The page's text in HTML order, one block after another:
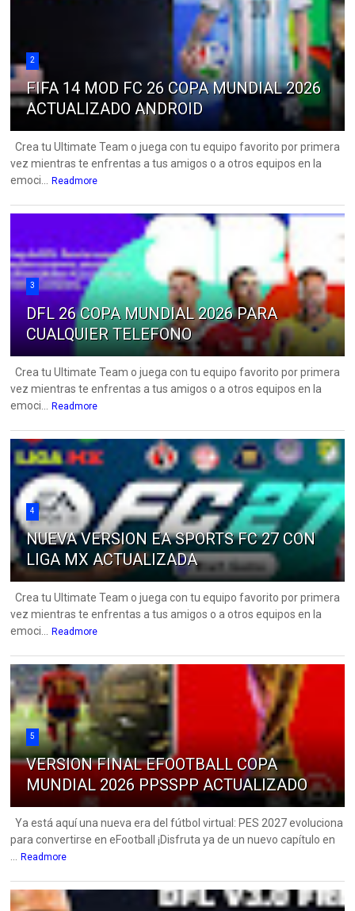
2
FIFA 14 MOD FC 26 COPA MUNDIAL 2026
ACTUALIZADO ANDROID
Crea tu Ultimate Team o juega con tu equipo favorito por primera
vez mientras te enfrentas a tus amigos o a otros equipos en la
emoci... Readmore
3
DFL 26 COPA MUNDIAL 2026 PARA
CUALQUIER TELEFONO
Crea tu Ultimate Team o juega con tu equipo favorito por primera
vez mientras te enfrentas a tus amigos o a otros equipos en la
emoci... Readmore
4
NUEVA VERSION EA SPORTS FC 27 CON
LIGA MX ACTUALIZADA
Crea tu Ultimate Team o juega con tu equipo favorito por primera
vez mientras te enfrentas a tus amigos o a otros equipos en la
emoci... Readmore
5
VERSION FINAL EFOOTBALL COPA
MUNDIAL 2026 PPSSPP ACTUALIZADO
Ya está aquí una nueva era del fútbol virtual: PES 2027 evoluciona
para convertirse en eFootball ¡Disfruta ya de un nuevo capítulo en
... Readmore